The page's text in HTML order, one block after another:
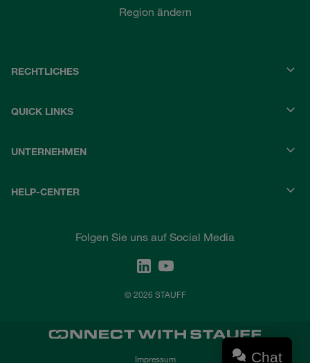
Region ändern
RECHTLICHES
QUICK LINKS
UNTERNEHMEN
HELP-CENTER
Folgen Sie uns auf Social Media
© 2026 STAUFF
Impressum Chat